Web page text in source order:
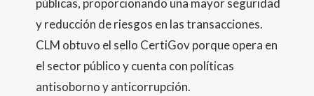
públicas, proporcionando una mayor seguridad
y reducción de riesgos en las transacciones.
CLM obtuvo el sello CertiGov porque opera en
el sector público y cuenta con políticas
antisoborno y anticorrupción.